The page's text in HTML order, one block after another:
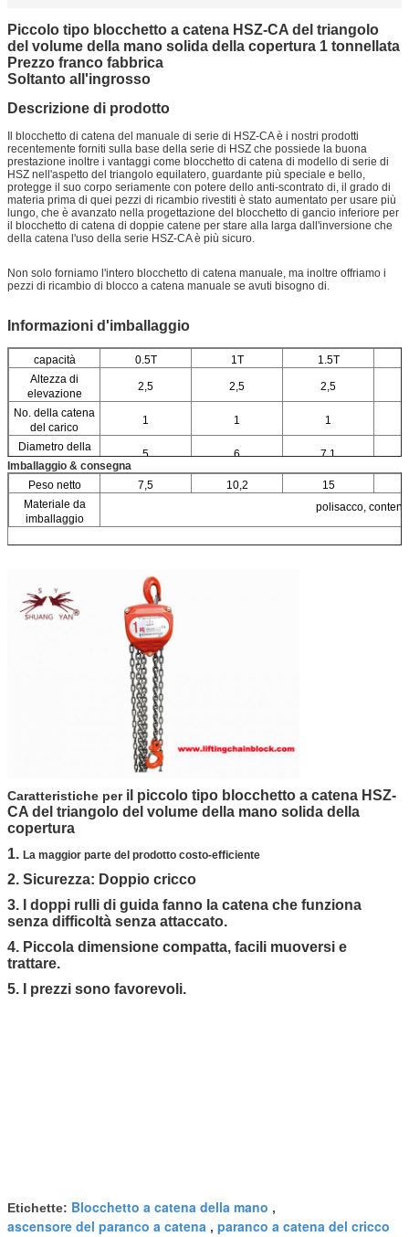
Piccolo tipo blocchetto a catena HSZ-CA del triangolo
del volume della mano solida della copertura 1 tonnellata
Prezzo franco fabbrica
Soltanto all'ingrosso
Descrizione di prodotto
Il blocchetto di catena del manuale di serie di HSZ-CA è i nostri prodotti
recentemente forniti sulla base della serie di HSZ che possiede la buona
prestazione inoltre i vantaggi come blocchetto di catena di modello di serie di
HSZ nell'aspetto del triangolo equilatero, guardante più speciale e bello,
protegge il suo corpo seriamente con potere dello anti-scontrato di, il grado di
materia prima di quei pezzi di ricambio rivestiti è stato aumentato per usare più
lungo, che è avanzato nella progettazione del blocchetto di gancio inferiore per
il blocchetto di catena di doppie catene per stare alla larga dall'inversione che
della catena l'uso della serie HSZ-CA è più sicuro.
Non solo forniamo l'intero blocchetto di catena manuale, ma inoltre offriamo i
pezzi di ricambio di blocco a catena manuale se avuti bisogno di.
Informazioni d'imballaggio
capacità 0.5T 1T
1.5T
Altezza di
elevazione
2,5 2,5 2,5
No. della catena
del carico
1 1 1
Diametro della
catena del carico
5 6
7,1
Imballaggio & consegna
Peso netto
7,5 10,2
15
Materiale da
imballaggio
polisacco,
Caratteristiche per il piccolo tipo blocchetto a catena HSZ-
CA del triangolo del volume della mano solida della
copertura
1. La maggior parte del prodotto costo-efficiente
2. Sicurezza: Doppio cricco
3. I doppi rulli di guida fanno la catena che funziona
senza difficoltà senza attaccato.
4. Piccola dimensione compatta, facili muoversi e
trattare.
5. I prezzi sono favorevoli.
Etichette: Blocchetto a catena della mano ,
ascensore del paranco a catena , paranco a catena del cricco